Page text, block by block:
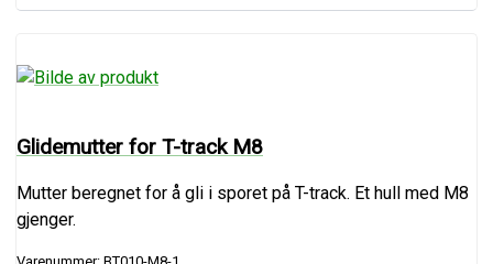
Glidemutter for T-track M8
Mutter beregnet for å gli i sporet på T-track. Et hull med M8
gjenger.